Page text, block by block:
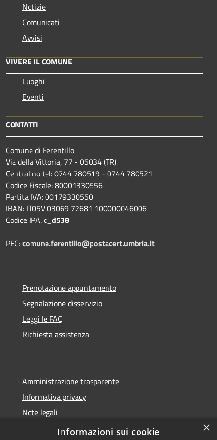
Notizie
Comunicati
Avvisi
VIVERE IL COMUNE
Luoghi
Eventi
CONTATTI
Comune di Ferentillo
Via della Vittoria, 77 - 05034 (TR)
Centralino tel: 0744 780519 - 0744 780521
Codice Fiscale: 80001330556
Partita IVA: 00179330550
IBAN: IT05V 03069 72681 100000046006
Codice IPA:c_d538
PEC:comune.ferentillo@postacert.umbria.it
Prenotazione appuntamento
Segnalazione disservizio
Leggi le FAQ
Richiesta assistenza
Amministrazione trasparente
Informativa privacy
Note legali
Dichiarazione di accessibilità
×
Informazioni sui cookie